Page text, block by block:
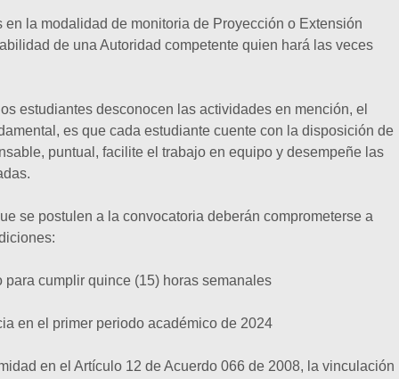
la modalidad de monitoria de Proyección o Extensión
de una Autoridad competente quien hará las veces
estudiantes desconocen las actividades en mención, el
es que cada estudiante cuente con la disposición de
puntual, facilite el trabajo en equipo y desempeñe las
se postulen a la convocatoria deberán comprometerse a
cumplir quince (15) horas semanales
en el primer periodo académico de 2024
en el Artículo 12 de Acuerdo 066 de 2008, la vinculación